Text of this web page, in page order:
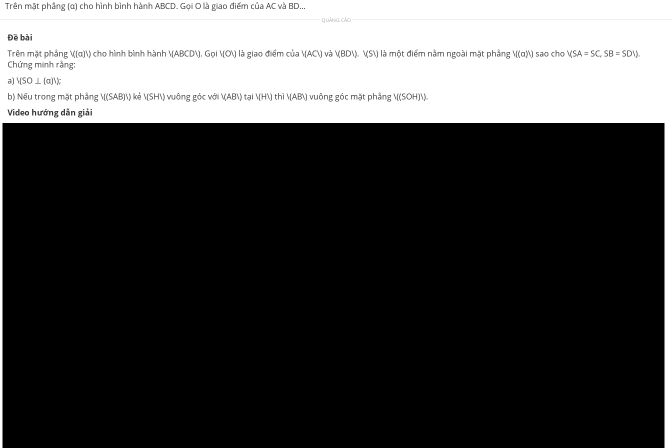
Trên mặt phẳng (α) cho hình bình hành ABCD. Gọi O là giao điểm của AC và BD...
QUẢNG CÁO
Đề bài
Trên mặt phẳng \((α)\) cho hình bình hành \(ABCD\). Gọi \(O\) là giao điểm của \(AC\) và \(BD\). \(S\) là một điểm nằm ngoài mặt phẳng \((α)\) sao cho \(SA = SC, SB = SD\).
Chứng minh rằng:
a) \(SO ⊥ (α)\);
b) Nếu trong mặt phẳng \((SAB)\) kẻ \(SH\) vuông góc với \(AB\) tại \(H\) thì \(AB\) vuông góc mặt phẳng \((SOH)\).
Video hướng dẫn giải